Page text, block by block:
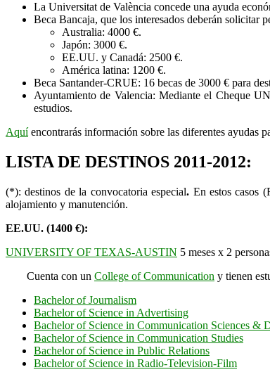
La Universitat de València concede una ayuda
Beca Bancaja, que los interesados deberán solicitar
Australia: 4000 €.
Japón: 3000 €.
EE.UU. y Canadá: 2500 €.
América latina: 1200 €.
Beca Santander-CRUE: 16 becas de 3000 € para
Ayuntamiento de Valencia: Mediante el Cheque
estudios.
Aquíencontrarás información sobre las diferentes ayudas
LISTA DE DESTINOS 2011-2012:
(*): destinos de la convocatoria especial. En estos casos
alojamiento y manutención.
EE.UU. (1400 €):
UNIVERSITY OF TEXAS-AUSTIN 5 meses x 2
Cuenta con un College of Communication y tienen
Bachelor of Journalism
Bachelor of Science in Advertising
Bachelor of Science in Communication Sciences &
Bachelor of Science in Communication Studies
Bachelor of Science in Public Relations
Bachelor of Science in Radio-Television-Film